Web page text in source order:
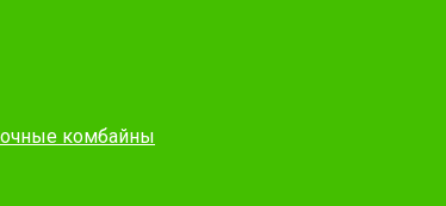
комбайны